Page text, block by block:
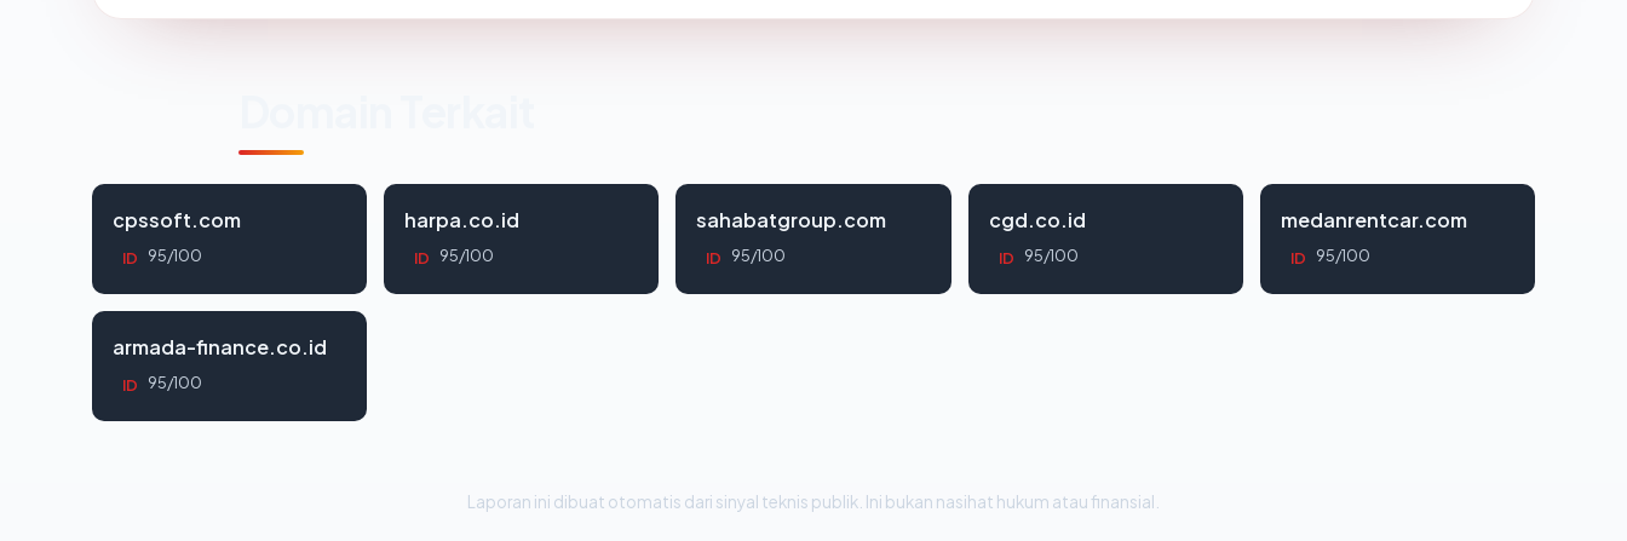
cpssoft.com
ID 95/100
harpa.co.id
ID 95/100
sahabatgroup.com
ID 95/100
cgd.co.id
ID 95/100
medanrentcar.com
ID 95/100
armada-finance.co.id
ID 95/100
Laporan ini dibuat otomatis dari sinyal teknis publik. Ini bukan nasihat hukum atau finansial.